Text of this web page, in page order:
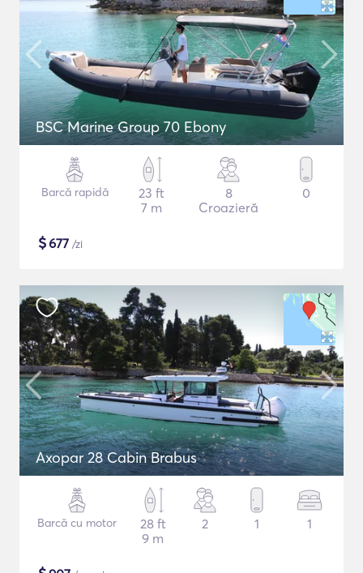
BSC Marine Group 70 Ebony
Barcă rapidă
23 ft
7 m
8
Croazieră
0
$677 /zi
Axopar 28 Cabin Brabus
Barcă cu motor
28 ft
9 m
2 1 1